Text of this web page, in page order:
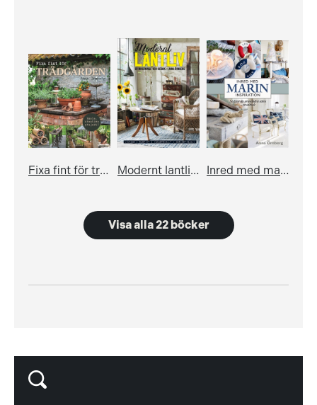
Fixa fint för trädgården Modernt lantliv - en inrednings- och idébok Inred med marin inspiration. Så fixar du strandnära stilen - en idébok
Visa alla 22 böcker